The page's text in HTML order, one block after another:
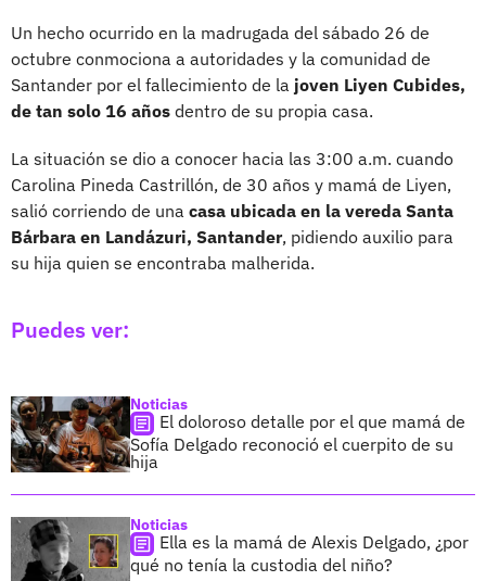
Un hecho ocurrido en la madrugada del sábado 26 de
octubre conmociona a autoridades y la comunidad de
Santander por el fallecimiento de la joven Liyen Cubides,
de tan solo 16 años dentro de su propia casa.
La situación se dio a conocer hacia las 3:00 a.m. cuando
Carolina Pineda Castrillón, de 30 años y mamá de Liyen,
salió corriendo de una casa ubicada en la vereda Santa
Bárbara en Landázuri, Santander, pidiendo auxilio para
su hija quien se encontraba malherida.
Puedes ver:
Noticias
El doloroso detalle por el que mamá de
Sofía Delgado reconoció el cuerpito de su
hija
Noticias
Ella es la mamá de Alexis Delgado, ¿por
qué no tenía la custodia del niño?